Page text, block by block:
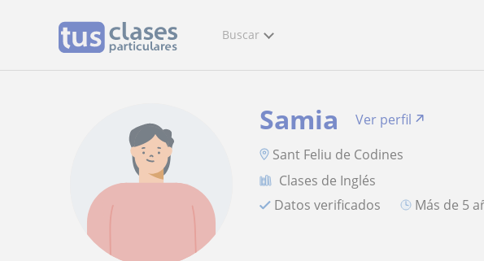
Buscar
Samia
Ver perfil
Sant Feliu de Codines
Clases de Inglés
Datos verificados
más de 5